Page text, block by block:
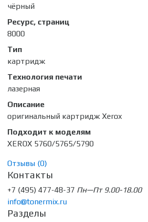
чёрный
Ресурс, страниц
8000
Тип
картридж
Технология печати
лазерная
Описание
оригинальный картридж Xerox
Подходит к моделям
XEROX 5760/5765/5790
Отзывы (0)
Контакты
+7 (495) 477-48-37 Пн—Пт 9.00-18.00
info@tonermix.ru
Разделы